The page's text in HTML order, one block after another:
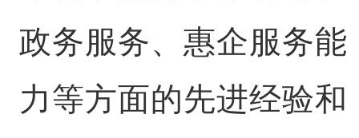
政务服务、惠企服务能
力等方面的先进经验和